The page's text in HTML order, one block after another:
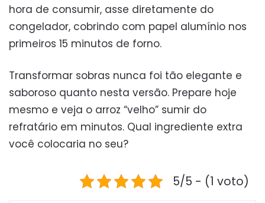
hora de consumir, asse diretamente do
congelador, cobrindo com papel alumínio nos
primeiros 15 minutos de forno.
Transformar sobras nunca foi tão elegante e
saboroso quanto nesta versão. Prepare hoje
mesmo e veja o arroz “velho” sumir do
refratário em minutos. Qual ingrediente extra
você colocaria no seu?
5/5 - (1 voto)